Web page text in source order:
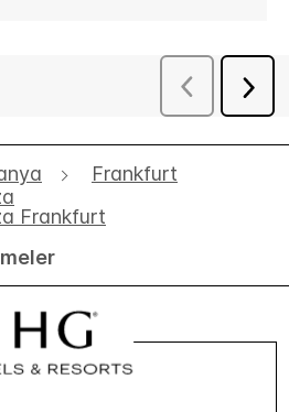
Frankfurt
Frankfurt